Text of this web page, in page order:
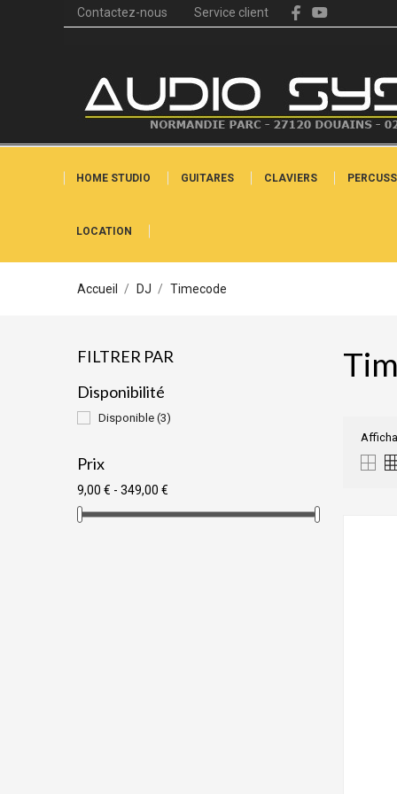
Contactez-nous Service client
HOME STUDIO GUITARES CLAVIERS
LOCATION
Accueil DJ Timecode
FILTRER PAR
Disponibilité
Disponible (3)
Prix
9,00 € - 349,00 €